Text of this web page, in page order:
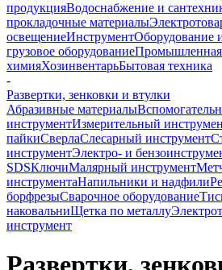
продукцияВодоснабжение и
прокладочные материалы
освещениеИнструментОборудование
грузовое оборудованиеПромышленная
химияХозинвентарьБытовая техника
-
Развертки, зенковки и втулки
Абразивные материалы
инструментИзмерительный
пайкиСверлаСлесарный инструмент
инструментЭлектро- и
SDSКлючиМалярный инструмент
инструментаНапильники и надфили
борфрезыСварочное оборудование
наковальниЩетка по металлу
инструмент